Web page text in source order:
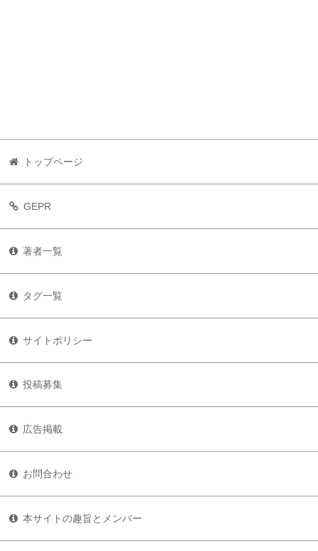
トップページ
GEPR
著者一覧
タグ一覧
サイトポリシー
投稿募集
広告掲載
お問合わせ
本サイトの趣旨とメンバー